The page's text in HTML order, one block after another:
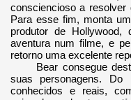
consciencioso a
Para esse fim, monta
produtor de Hollywood,
aventura num filme, e
retorno uma excelente
Bear consegue
suas personagens.
conhecidos e reais,